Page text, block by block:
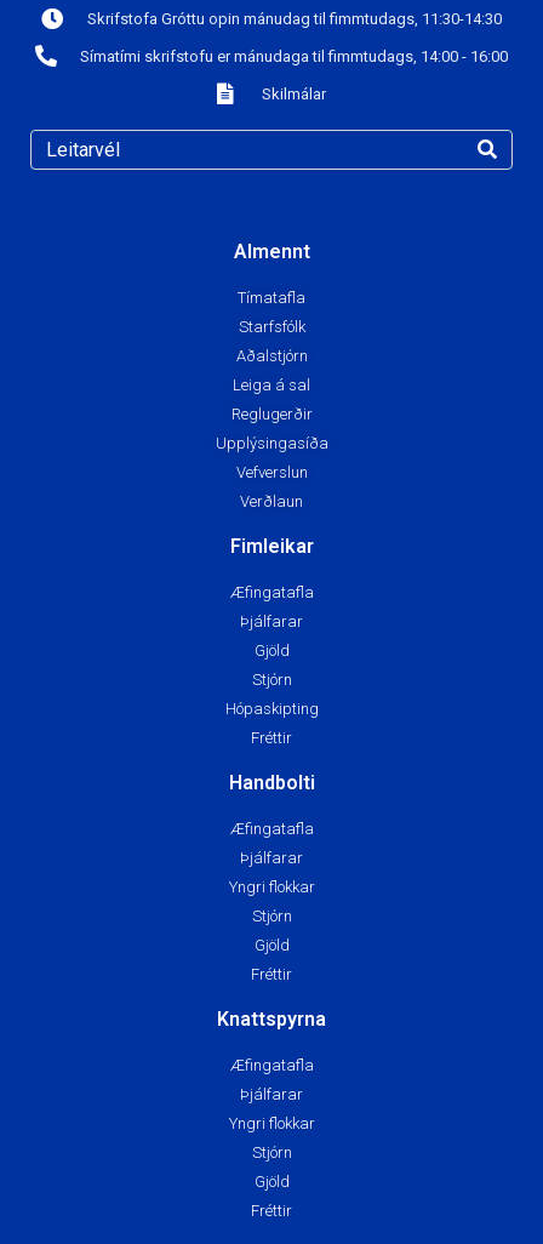
Skrifstofa Gróttu opin mánudag til fimmtudags, 11:30-14:30
Símatími skrifstofu er mánudaga til fimmtudags, 14:00 - 16:00
Skilmálar
Almennt
Tímatafla
Starfsfólk
Aðalstjórn
Leiga á sal
Reglugerðir
Upplýsingasíða
Vefverslun
Verðlaun
Fimleikar
Æfingatafla
Þjálfarar
Gjöld
Stjórn
Hópaskipting
Fréttir
Handbolti
Æfingatafla
Þjálfarar
Yngri flokkar
Stjórn
Gjöld
Fréttir
Knattspyrna
Æfingatafla
Þjálfarar
Yngri flokkar
Stjórn
Gjöld
Fréttir